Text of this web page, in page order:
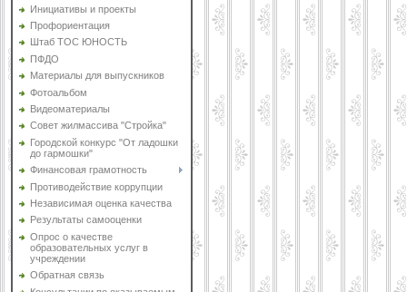
Инициативы и проекты
Профориентация
Штаб ТОС ЮНОСТЬ
ПФДО
Материалы для выпускников
Фотоальбом
Видеоматериалы
Совет жилмассива "Стройка"
Городской конкурс "От ладошки
до гармошки"
Финансовая грамотность
Противодействие коррупции
Независимая оценка качества
Результаты самооценки
Опрос о качестве
образовательных услуг в
учреждении
Обратная связь